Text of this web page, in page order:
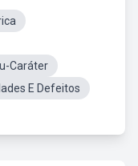
Caráter
E Defeitos